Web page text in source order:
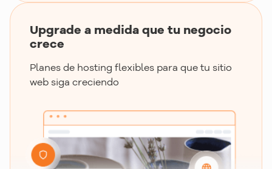
Upgrade a medida que tu negocio
crece
Planes de hosting flexibles para que tu sitio
web siga creciendo